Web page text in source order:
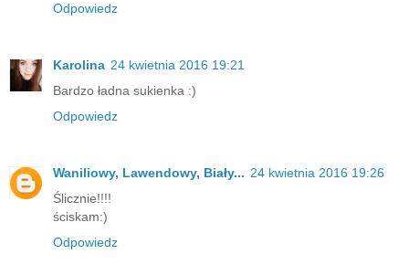
Odpowiedz
Karolina 24 kwietnia 2016 19:21
Bardzo ładna sukienka :)
Odpowiedz
Waniliowy, Lawendowy, Biały... 24 kwietnia 2016 19:26
Ślicznie!!!!
ściskam:)
Odpowiedz